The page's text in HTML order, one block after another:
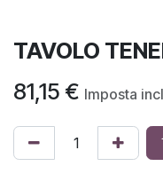
TAVOLO
81,15 € Imposta